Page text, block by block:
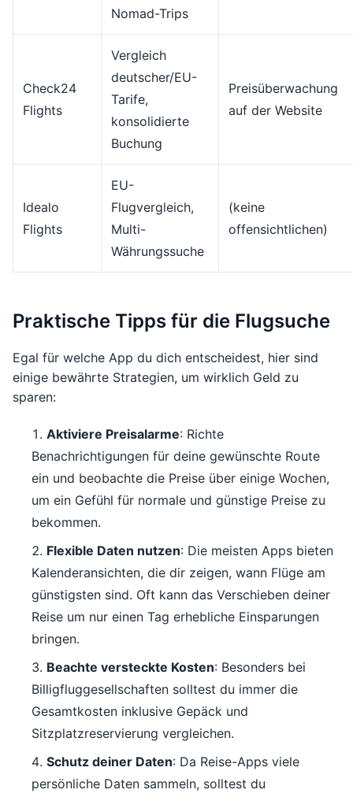
Nomad-Trips
Check24
Flights
Vergleich
deutscher/EU-
Tarife,
konsolidierte
Buchung
Preisüberwachung
auf der Website
Idealo
Flights
EU-
Flugvergleich,
Multi-
Währungssuche
(keine
offensichtlichen)
Praktische Tipps für die Flugsuche
Egal für welche App du dich entscheidest, hier sind
einige bewährte Strategien, um wirklich Geld zu
sparen:
Aktiviere Preisalarme: Richte
Benachrichtigungen für deine gewünschte Route
ein und beobachte die Preise über einige Wochen,
um ein Gefühl für normale und günstige Preise zu
bekommen.
Flexible Daten nutzen: Die meisten Apps bieten
Kalenderansichten, die dir zeigen, wann Flüge am
günstigsten sind. Oft kann das Verschieben deiner
Reise um nur einen Tag erhebliche Einsparungen
bringen.
Beachte versteckte Kosten: Besonders bei
Billigfluggesellschaften solltest du immer die
Gesamtkosten inklusive Gepäck und
Sitzplatzreservierung vergleichen.
Schutz deiner Daten: Da Reise-Apps viele
persönliche Daten sammeln, solltest du